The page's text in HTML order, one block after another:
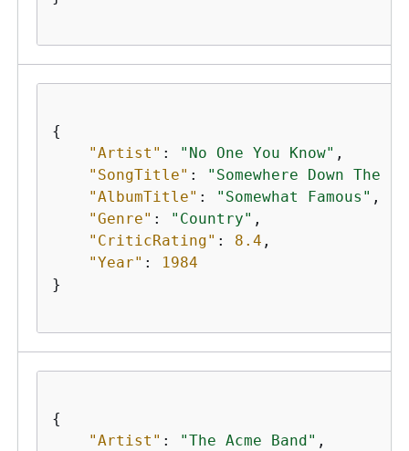
{
"Artist" : "No One You Know" ,
"SongTitle" :
"Somewhere Down The
"AlbumTitle" : "Somewhat Famous" ,
"Genre" : "Country" ,
"CriticRating" : 8.4 ,
"Year" :
1984
}
{
"Artist" : "The Acme Band" ,